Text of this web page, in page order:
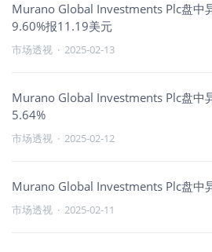
Murano Global Investments Plc盘中
9.60%报11.19美元
市场透视 · 2025-02-13
Murano Global Investments Plc盘中
5.64%
市场透视 · 2025-02-12
Murano Global Investments Plc盘中
市场透视 · 2025-02-11